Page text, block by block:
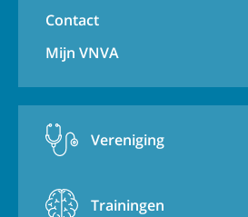
Contact
Mijn VNVA
Vereniging
Trainingen